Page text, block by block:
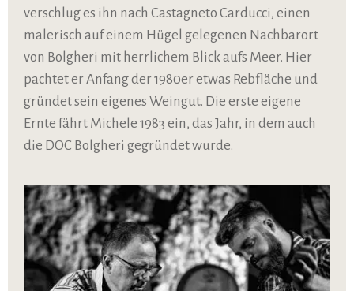
verschlug es ihn nach Castagneto Carducci, einen
malerisch auf einem Hügel gelegenen Nachbarort
von Bolgheri mit herrlichem Blick aufs Meer. Hier
pachtet er Anfang der 1980er etwas Rebfläche und
gründet sein eigenes Weingut. Die erste eigene
Ernte fährt Michele 1983 ein, das Jahr, in dem auch
die DOC Bolgheri gegründet wurde.